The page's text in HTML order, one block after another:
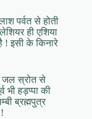
पर्वत से होती
ही एशिया
! इसी के किनारे
जल स्रोत से
भी हड़प्पा की
ब्रह्मपुत्र